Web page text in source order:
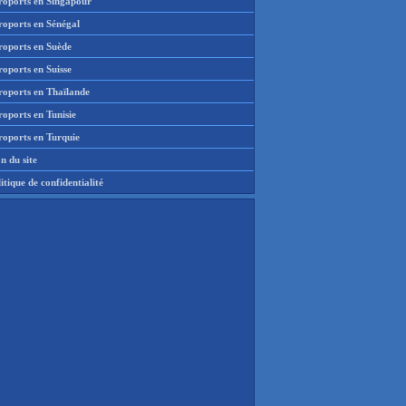
en Sénégal
en Suède
en Suisse
en Thaïlande
en Tunisie
en Turquie
du site
de confidentialité